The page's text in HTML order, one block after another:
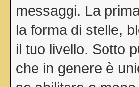
messaggi. La
la forma di stelle,
il tuo livello. Sotto
che in genere è